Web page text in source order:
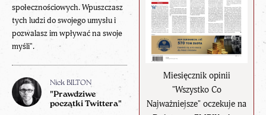
Miesięcznik opinii
"Wszystko Co
Najważniejsze" oczekuje na
społecznościowych. Wpuszczasz
tych ludzi do swojego umysłu i
pozwalasz im wpływać na swoje
myśli".
Nick BILTON
"Prawdziwe
początki Twittera"